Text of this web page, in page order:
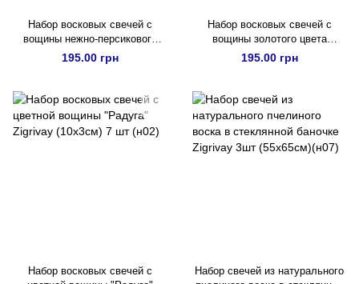
Набор восковых свечей с
вощины нежно-персикового
цвета Zigrivay (8,5х4,5см) 3 шт
(11053)
195.00 грн
Набор восковых свечей с
вощины золотого цвета
Zigrivay (8,5х4,5см) 3 шт
(11055)
195.00 грн
Набор восковых свечей с
Набор свечей из натурального